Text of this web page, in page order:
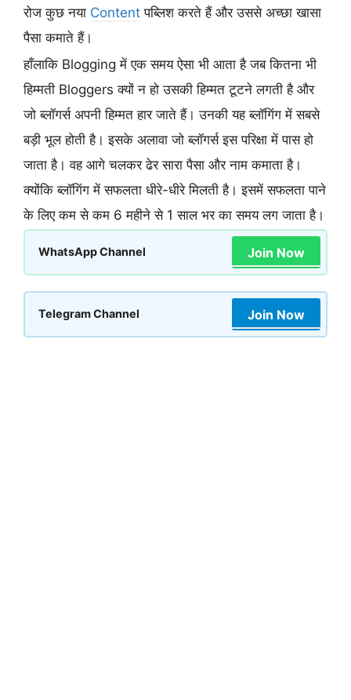
रोज कुछ नया Content पब्लिश करते हैं और उससे अच्छा खासा
पैसा कमाते हैं।
हाँलाकि Blogging में एक समय ऐसा भी आता है जब कितना भी
हिम्मती Bloggers क्यों न हो उसकी हिम्मत टूटने लगती है और
जो ब्लॉगर्स अपनी हिम्मत हार जाते हैं। उनकी यह ब्लॉगिंग में सबसे
बड़ी भूल होती है। इसके अलावा जो ब्लॉगर्स इस परिक्षा में पास हो
जाता है। वह आगे चलकर ढेर सारा पैसा और नाम कमाता है।
क्योंकि ब्लॉगिंग में सफलता धीरे-धीरे मिलती है। इसमें सफलता पाने
के लिए कम से कम 6 महीने से 1 साल भर का समय लग जाता है।
WhatsApp Channel Join Now
Telegram Channel Join Now